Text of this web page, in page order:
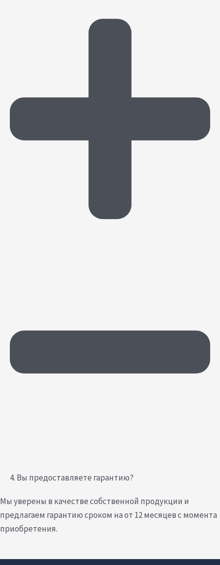
4. Вы предоставляете гарантию?
Мы уверены в качестве собственной продукции и
предлагаем гарантию сроком на от 12 месяцев с момента
приобретения.